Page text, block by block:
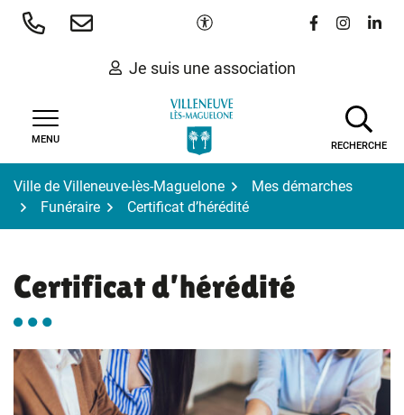
Aller
Paramètres d'accessibilité
Lien vers le
Lien vers
Lien
Je suis une association
MENU
RECHERCHE
Ville de Villeneuve-lès-Maguelone
Mes démarches
Funéraire
Certificat d’hérédité
Certificat d’hérédité